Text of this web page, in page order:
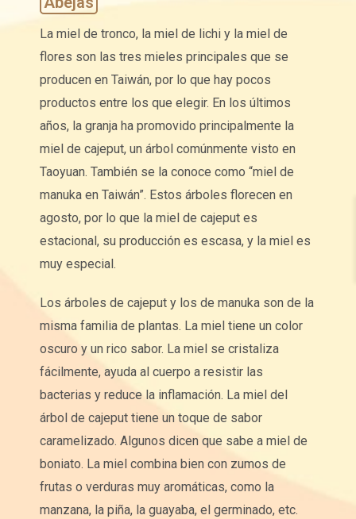
La miel de tronco, la miel de lichi y la miel de
flores son las tres mieles principales que se
producen en Taiwán, por lo que hay pocos
productos entre los que elegir. En los últimos
años, la granja ha promovido principalmente la
miel de cajeput, un árbol comúnmente visto en
Taoyuan. También se la conoce como “miel de
manuka en Taiwán”. Estos árboles florecen en
agosto, por lo que la miel de cajeput es
estacional, su producción es escasa, y la miel es
muy especial.
Los árboles de cajeput y los de manuka son de la
misma familia de plantas. La miel tiene un color
oscuro y un rico sabor. La miel se cristaliza
fácilmente, ayuda al cuerpo a resistir las
bacterias y reduce la inflamación. La miel del
árbol de cajeput tiene un toque de sabor
caramelizado. Algunos dicen que sabe a miel de
boniato. La miel combina bien con zumos de
frutas o verduras muy aromáticas, como la
manzana, la piña, la guayaba, el germinado, etc.